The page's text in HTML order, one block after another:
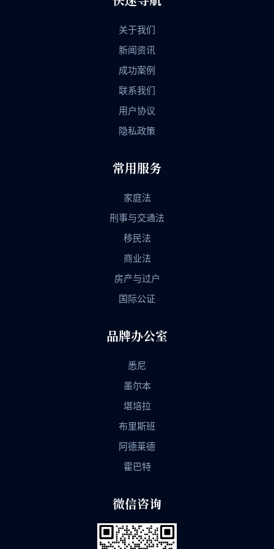
关于我们
新闻资讯
成功案例
联系我们
用户协议
隐私政策
常用服务
家庭法
刑事与交通法
移民法
商业法
房产与过户
国际公证
品牌办公室
悉尼
墨尔本
堪培拉
布里斯班
阿德莱德
霍巴特
微信咨询